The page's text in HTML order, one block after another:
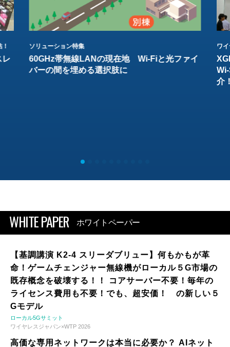
レ
ソリューション特集
60GHz帯無線LANの現在地 Wi-Fiと光ファイ
バーの間を埋める選択肢に
ワ
介
WHITE PAPER ホワイトペーパー
【基調講演 K2-4 スリーダブリュー】何もかもが革
命！ゲームチェンジャー無線機がローカル５G市場の
既存概念を破壊する！！ コアサーバー不要！毎年の
ライセンス費用も不要！でも、超安価！ の新しい５
Gモデル
ローカル5Gサミット
ワイヤレスジャパン×WTP 2026
高価な専用ネットワークは本当に必要か？ AIネット